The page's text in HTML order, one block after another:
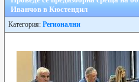
Иванчов в Кюстендил
Категория: Регионални